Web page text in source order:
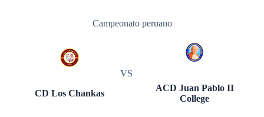
Campeonato peruano
CD Los Chankas
VS
ACD Juan Pablo II
College